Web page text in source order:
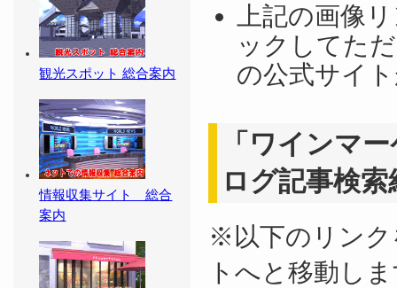
上記の画像
ックしてた
の公式サイ
「ワインマ
ログ記事検索
※以下のリンク
トへと移動し
観光スポット 総合案内
情報収集サイト 総合
案内